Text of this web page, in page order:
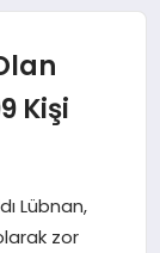
Kişi
Lübnan,
zor